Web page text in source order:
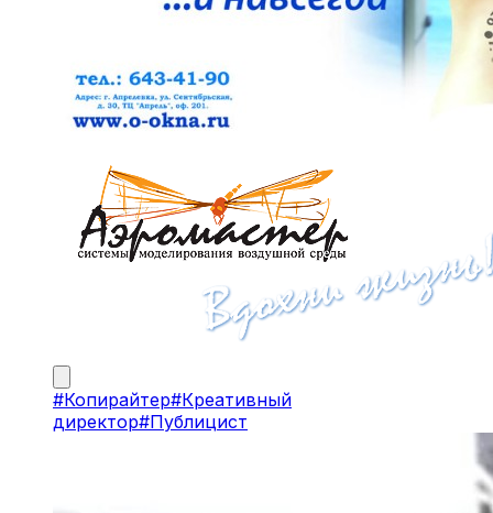
#Копирайтер#Креативный
директор#Публицист